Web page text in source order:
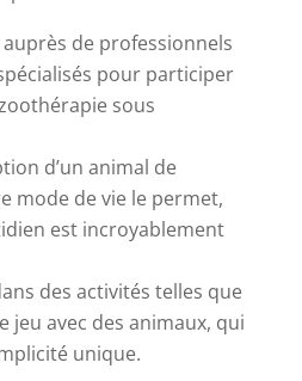
de professionnels
pour participer
sous
d’un animal de
mode de vie le permet,
est incroyablement
des activités telles que
jeu avec des animaux, qui
unique.